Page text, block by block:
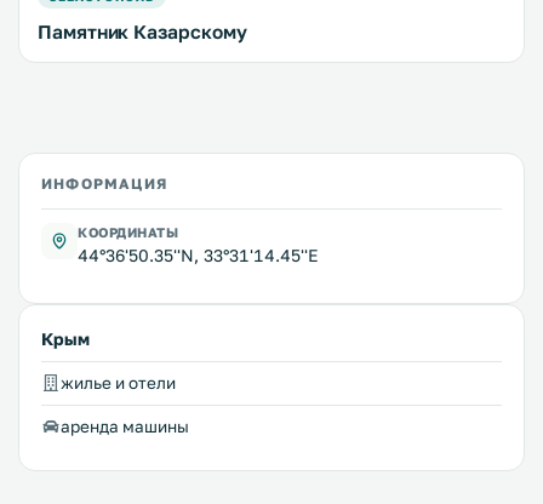
Памятник Казарскому
ИНФОРМАЦИЯ
КООРДИНАТЫ
44°36'50.35''N, 33°31'14.45''E
Крым
жилье и отели
аренда машины